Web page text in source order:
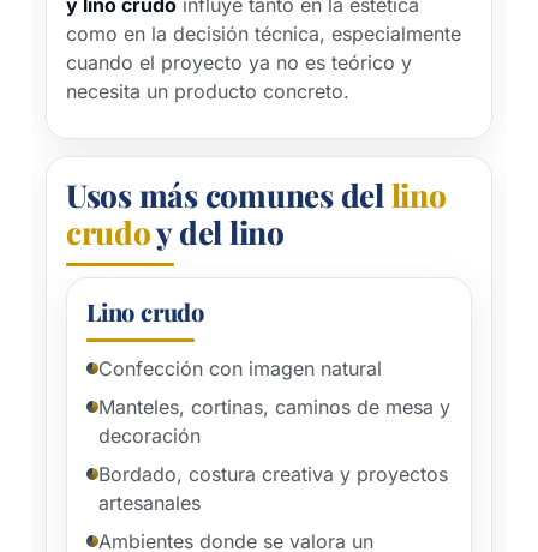
como en la decisión técnica, especialmente
cuando el proyecto ya no es teórico y
necesita un producto concreto.
Usos más comunes del lino
crudoy del lino
Lino crudo
Confección con imagen natural
Manteles, cortinas, caminos de mesa y
decoración
Bordado, costura creativa y proyectos
artesanales
Ambientes donde se valora un